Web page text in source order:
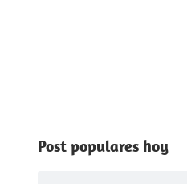
Post populares hoy